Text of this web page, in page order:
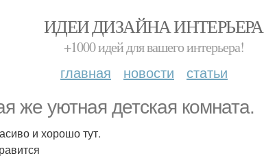
ИДЕИ ДИЗАЙНА ИНТЕРЬЕРА
+1000 идей для вашего интерьера!
главная новости статьи
же уютная детская комната.
и хорошо тут.